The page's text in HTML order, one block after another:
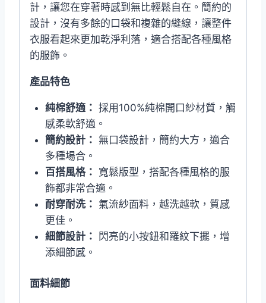
計，讓您在穿著時感到無比輕鬆自在。簡約的
設計，沒有多餘的口袋和複雜的縫線，讓整件
衣服看起來更加乾淨利落，適合搭配各種風格
的服飾。
產品特色
純棉舒適： 採用100%純棉開口紗材質，觸
感柔軟舒適。
簡約設計： 無口袋設計，簡約大方，適合
多種場合。
百搭風格： 寬鬆版型，搭配各種風格的服
飾都非常合適。
耐穿耐洗： 氣流紗面料，越洗越軟，質感
更佳。
細節設計：
閃亮的小按鈕和羅紋下擺，增
添細節感。
面料細節